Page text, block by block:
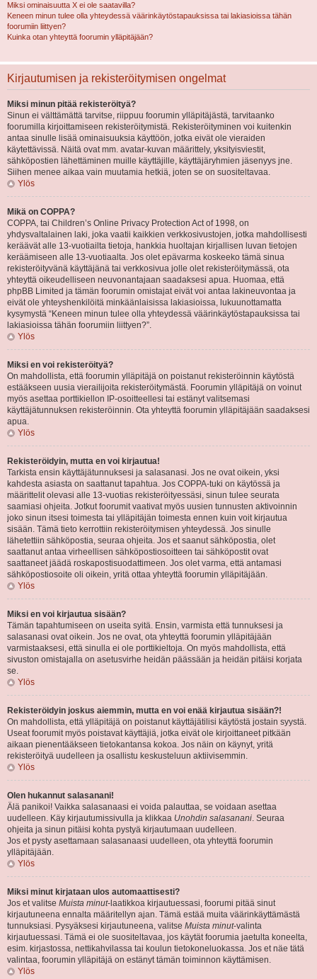
Miksi ominaisuutta X ei ole saatavilla?
Keneen minun tulee olla yhteydessä väärinkäytöstapauksissa tai lakiasioissa tähän
foorumiin liittyen?
Kuinka otan yhteyttä foorumin ylläpitäjään?
Kirjautumisen ja rekisteröitymisen ongelmat
Miksi minun pitää rekisteröityä?
Sinun ei välttämättä tarvitse, riippuu foorumin ylläpitäjästä, tarvitaanko
foorumilla kirjoittamiseen rekisteröitymistä. Rekisteröityminen voi kuitenkin
antaa sinulle lisää ominaisuuksia käyttöön, jotka eivät ole vieraiden
käytettävissä. Näitä ovat mm. avatar-kuvan määrittely, yksityisviestit,
sähköpostien lähettäminen muille käyttäjille, käyttäjäryhmien jäsenyys jne.
Siihen menee aikaa vain muutamia hetkiä, joten se on suositeltavaa.
Ylös
Mikä on COPPA?
COPPA, tai Children’s Online Privacy Protection Act of 1998, on
yhdysvaltalainen laki, joka vaatii kaikkien verkkosivustojen, jotka mahdollisesti
keräävät alle 13-vuotiailta tietoja, hankkia huoltajan kirjallisen luvan tietojen
keräämiseen alle 13-vuotiaalta. Jos olet epävarma koskeeko tämä sinua
rekisteröityvänä käyttäjänä tai verkkosivua jolle olet rekisteröitymässä, ota
yhteyttä oikeudelliseen neuvonantajaan saadaksesi apua. Huomaa, että
phpBB Limited ja tämän foorumin omistajat eivät voi antaa lakineuvontaa ja
eivät ole yhteyshenkilöitä minkäänlaisissa lakiasioissa, lukuunottamatta
kysymystä “Keneen minun tulee olla yhteydessä väärinkäytöstapauksissa tai
lakiasioissa tähän foorumiin liittyen?”.
Ylös
Miksi en voi rekisteröityä?
On mahdollista, että foorumin ylläpitäjä on poistanut rekisteröinnin käytöstä
estääkseen uusia vierailijoita rekisteröitymästä. Foorumin ylläpitäjä on voinut
myös asettaa porttikiellon IP-osoitteellesi tai estänyt valitsemasi
käyttäjätunnuksen rekisteröinnin. Ota yhteyttä foorumin ylläpitäjään saadaksesi
apua.
Ylös
Rekisteröidyin, mutta en voi kirjautua!
Tarkista ensin käyttäjätunnuksesi ja salasanasi. Jos ne ovat oikein, yksi
kahdesta asiasta on saattanut tapahtua. Jos COPPA-tuki on käytössä ja
määrittelit olevasi alle 13-vuotias rekisteröityessäsi, sinun tulee seurata
saamiasi ohjeita. Jotkut foorumit vaativat myös uusien tunnusten aktivoinnin
joko sinun itsesi toimesta tai ylläpitäjän toimesta ennen kuin voit kirjautua
sisään. Tämä tieto kerrottiin rekisteröitymisen yhteydessä. Jos sinulle
lähetettiin sähköpostia, seuraa ohjeita. Jos et saanut sähköpostia, olet
saattanut antaa virheellisen sähköpostiosoitteen tai sähköpostit ovat
saattaneet jäädä roskapostisuodattimeen. Jos olet varma, että antamasi
sähköpostiosoite oli oikein, yritä ottaa yhteyttä foorumin ylläpitäjään.
Ylös
Miksi en voi kirjautua sisään?
Tämän tapahtumiseen on useita syitä. Ensin, varmista että tunnuksesi ja
salasanasi ovat oikein. Jos ne ovat, ota yhteyttä foorumin ylläpitäjään
varmistaaksesi, että sinulla ei ole porttikieltoja. On myös mahdollista, että
sivuston omistajalla on asetusvirhe heidän päässään ja heidän pitäisi korjata
se.
Ylös
Rekisteröidyin joskus aiemmin, mutta en voi enää kirjautua sisään?!
On mahdollista, että ylläpitäjä on poistanut käyttäjätilisi käytöstä jostain syystä.
Useat foorumit myös poistavat käyttäjiä, jotka eivät ole kirjoittaneet pitkään
aikaan pienentääkseen tietokantansa kokoa. Jos näin on käynyt, yritä
rekisteröityä uudelleen ja osallistu keskusteluun aktiivisemmin.
Ylös
Olen hukannut salasanani!
Älä panikoi! Vaikka salasanaasi ei voida palauttaa, se voidaan asettaa
uudelleen. Käy kirjautumissivulla ja klikkaa Unohdin salasanani. Seuraa
ohjeita ja sinun pitäisi kohta pystyä kirjautumaan uudelleen.
Jos et pysty asettamaan salasanaasi uudelleen, ota yhteyttä foorumin
ylläpitäjään.
Ylös
Miksi minut kirjataan ulos automaattisesti?
Jos et valitse Muista minut-laatikkoa kirjautuessasi, foorumi pitää sinut
kirjautuneena ennalta määritellyn ajan. Tämä estää muita väärinkäyttämästä
tunnuksiasi. Pysyäksesi kirjautuneena, valitse Muista minut-valinta
kirjautuessasi. Tämä ei ole suositeltavaa, jos käytät foorumia jaetulta koneelta,
esim. kirjastossa, nettikahvilassa tai koulun tietokoneluokassa. Jos et näe tätä
valintaa, foorumin ylläpitäjä on estänyt tämän toiminnon käyttämisen.
Ylös